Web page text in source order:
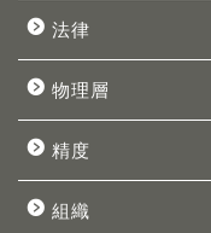
法律
物理層
精度
組織